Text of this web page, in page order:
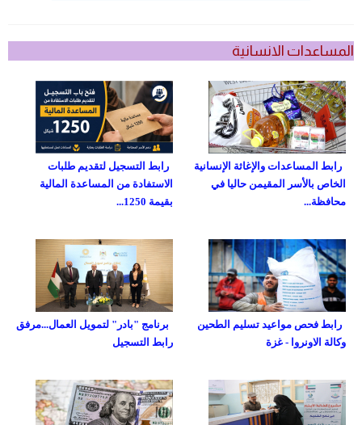
المساعدات الانسانية
رابط التسجيل لتقديم طلبات
الاستفادة من المساعدة المالية
بقيمة 1250...
رابط المساعدات والإغاثة الإنسانية
الخاص بالأسر المقيمن حاليا في
محافظة...
برنامج "بادر" لتمويل العمال...مرفق
رابط التسجيل
رابط فحص مواعيد تسليم الطحين
وكالة الاونروا - غزة